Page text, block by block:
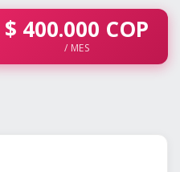
$ 400.000 COP
/ MES